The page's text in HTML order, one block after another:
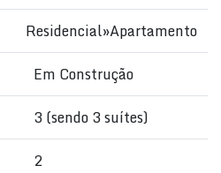
Residencial»Apartamento
Em Construção
3 (sendo 3 suítes)
2